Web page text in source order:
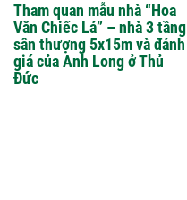
Tham quan mẫu nhà “Hoa
Văn Chiếc Lá” – nhà 3 tầng
sân thượng 5x15m và đánh
giá của Anh Long ở Thủ
Đức